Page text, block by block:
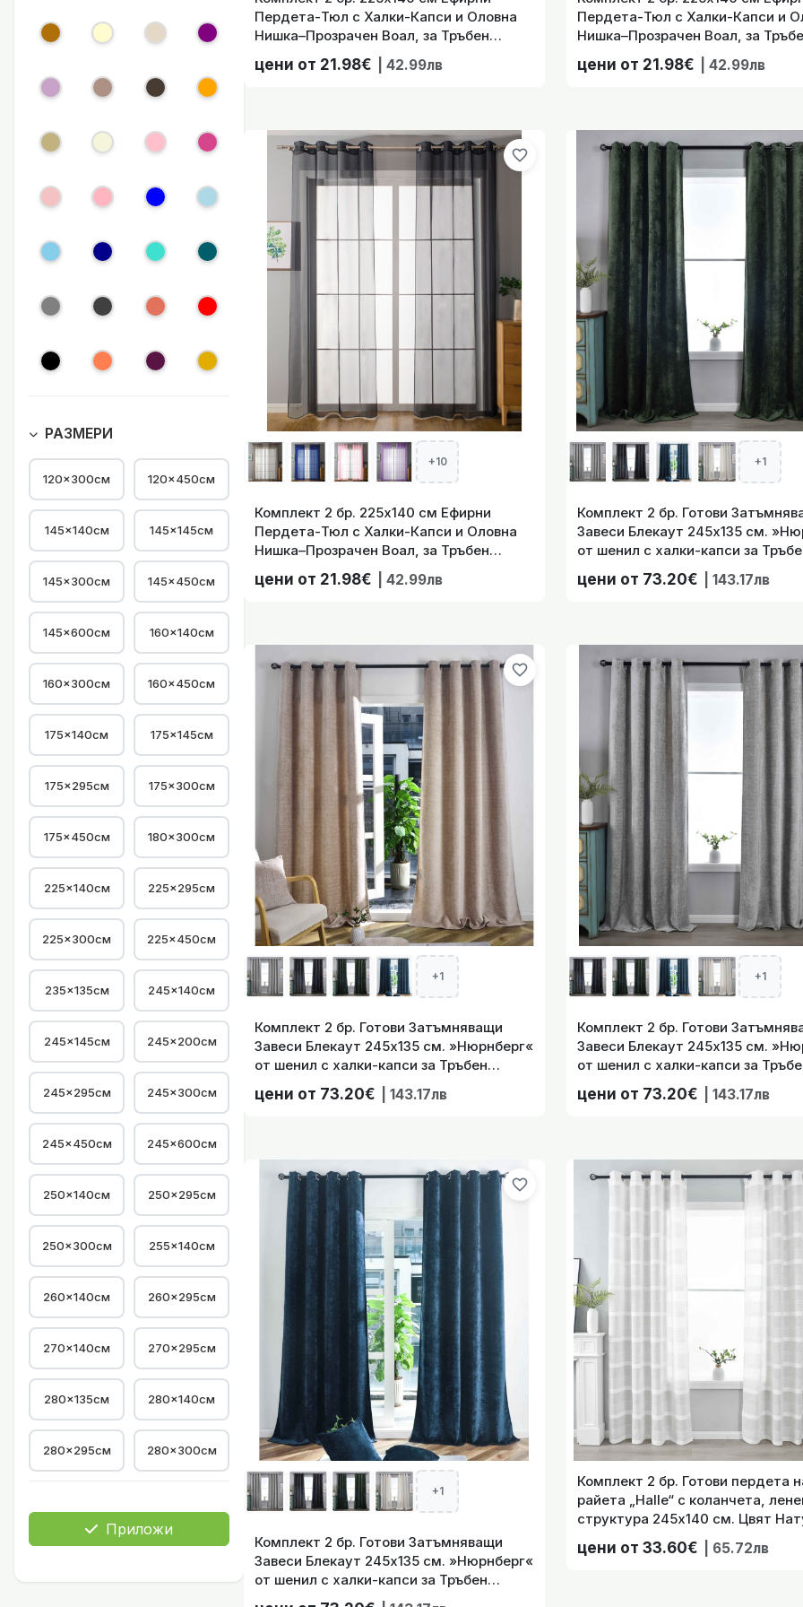
РАЗМЕРИ
120×300см 120×450см
145×140см 145×145см
145×300см 145×450см
145×600см 160×140см
160×300см 160×450см
175×140см 175×145см
175×295см 175×300см
175×450см 180×300см
225×140см 225×295см
225×300см 225×450см
235×135см 245×140см
245×145см 245×200см
245×295см 245×300см
245×450см 245×600см
250×140см 250×295см
250x300см 255×140см
260×140см 260×295см
270×140см 270×295см
280×135см 280×140см
280×295см 280×300см
Приложи
Пердета-Тюл с Халки-Капси и Оловна
Нишка–Прозрачен Воал, за Тръбен
Корниз Цвят Сив, код-203322-014
цени от 21.98€ | 42.99лв
Пердета-Тюл с Халки-Капси и
Нишка–Прозрачен Воал, за
Корниз Цвят Тъмно Син, код-
цени от 21.98€ | 42.99лв
favorite_border
+10
Комплект 2 бр. 225х140 см Ефирни
Пердета-Тюл с Халки-Капси и Оловна
Нишка–Прозрачен Воал, за Тръбен
Корниз Цвят Черен, код-203322-029
цени от 21.98€ | 42.99лв
+1
Комплект 2 бр. Готови
Завеси Блекаут 245х135 см.
от шенил с халки-капси за
Корниз, цвят Зелен код-202420-
цени от 73.20€ | 143.17лв
favorite_border
+1
Комплект 2 бр. Готови Затъмняващи
Завеси Блекаут 245х135 см. »Нюрнберг«
от шенил с халки-капси за Тръбен
Корниз, цвят Пясъчен код-202420-2-001
цени от 73.20€ | 143.17лв
+1
Комплект 2 бр. Готови
Завеси Блекаут 245х135 см.
от шенил с халки-капси за
Корниз, цвят Сив код-202420-2-
цени от 73.20€ | 143.17лв
favorite_border
+1
Комплект 2 бр. Готови Затъмняващи
Завеси Блекаут 245х135 см. »Нюрнберг«
от шенил с халки-капси за Тръбен
Корниз, цвят Тъмно Син код-202420-2-
Комплект 2 бр. Готови пердета
райета „Halle“ с коланчета,
структура 245х140 см. Цвят
осигурява деликатна
202480-2
цени от 33.60€ | 65.72лв
Тръбен Корниз
Комплект 2 бр. Готови Затъмняващи Завеси Блекаут 245х135 см.
Тръбен Корниз,
Комплект 2 бр. Готови Затъмняващи Завеси Блекаут 245х135 см.
Тръбен Корниз,
Комплект 2 бр. Готови Затъмняващи Завеси Блекаут 245х135 см.
Комплект 2 бр. Готови Затъмняващи Завеси Блекаут 245х135 см.
Тръбен
Комплект 2 бр. Готови Затъмняващи Завеси Блекаут 245х135 см.
Тръбен Корниз, цвят
|
Комплект 2 бр. Готови Затъмняващи Завеси Блекаут 245х135 см.
Тръбен Корниз, цвят
Комплект 2 бр. Готови пердета на райета „Halle“ с коланчета, ленена
Натурален, осигурява
Комплект 2 бр. Етно завеси визия лен 245х145 „Лайпциг“ на втъкани
за тръбен корниз,
Комплект 2 бр. Ефирни Пердета „Базел“ с Капси и Оловна Нишка –
140 см (Различни
19.99€
| 39.10лв